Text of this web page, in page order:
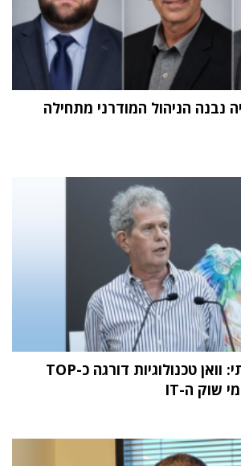
נבנה הניהול המודרני מתחילה
מחקר STKI השנתי: וואן טכנולוגיות דורגה כ-TOP